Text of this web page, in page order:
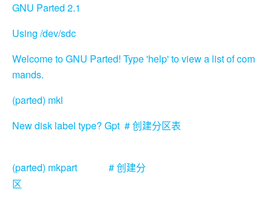
GNU Parted 2.1
Using /dev/sdc
Welcome to GNU Parted! Type 'help' to view a list of com
mands.
(parted) mkl
New disk label type? Gpt # 创建分区表
(parted) mkpart # 创建分
区